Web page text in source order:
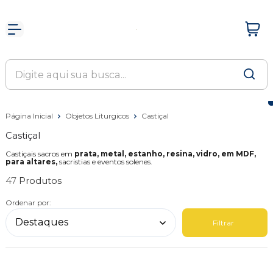
Página Inicial Objetos Liturgicos Castiçal
Castiçal
Castiçais sacros em prata, metal, estanho, resina, vidro, em MDF,
para altares, sacristias e eventos solenes.
47
Ordenar por:
Filtrar